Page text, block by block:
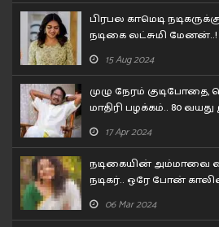
பிரபல காமெடி
நடிகை லட்சுமி மேனன்..!
15 Aug 2024
முழு நேரம்
மாதிரி பழக்கம்.. 80
செய்த காரியம்!!
17 Apr 2024
நடிகையின் அம்மாவை
நடிகர்.. ஒரே போன்
தேர் நடிகை..
06 Mar 2024